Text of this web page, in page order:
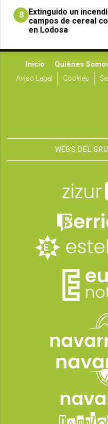
8
Extinguido un
campos de cereal
en Lodosa
Inicio Quiénes
Aviso Legal
Cookies
WEBS DEL